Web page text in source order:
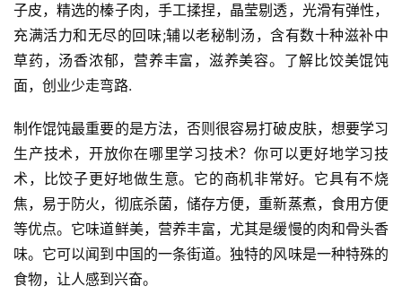
手
机
兼
在
家
兼
职
兼
职
子皮，精选的榛子肉，手工揉捏，晶莹剔透，光滑有弹性，
充满活力和无尽的回味;辅以老秘制汤，含有数十种滋补中
草药，汤香浓郁，营养丰富，滋养美容。了解比饺美馄饨
面，创业少走弯路.
制作馄饨最重要的是方法，否则很容易打破皮肤，想要学习
生产技术，开放你在哪里学习技术？你可以更好地学习技
术，比饺子更好地做生意。它的商机非常好。它具有不烧
焦，易于防火，彻底杀菌，储存方便，重新蒸煮，食用方便
等优点。它味道鲜美，营养丰富，尤其是缓慢的肉和骨头香
味。它可以闻到中国的一条街道。独特的风味是一种特殊的
食物，让人感到兴奋。